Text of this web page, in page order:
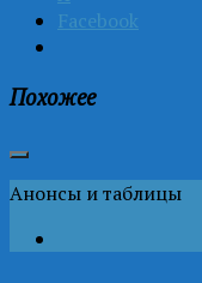
Facebook
Похожее
Анонсы и таблицы